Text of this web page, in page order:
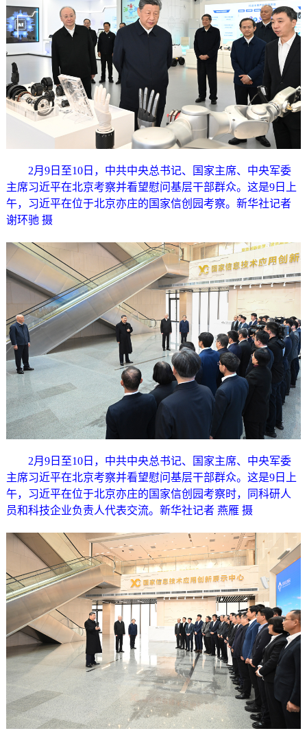
2月9日至10日，中共中央总书记、国家主席、中央军委
主席习近平在北京考察并看望慰问基层干部群众。这是9日上
午，习近平在位于北京亦庄的国家信创园考察。新华社记者
谢环驰 摄
2月9日至10日，中共中央总书记、国家主席、中央军委
主席习近平在北京考察并看望慰问基层干部群众。这是9日上
午，习近平在位于北京亦庄的国家信创园考察时，同科研人
员和科技企业负责人代表交流。新华社记者 燕雁 摄